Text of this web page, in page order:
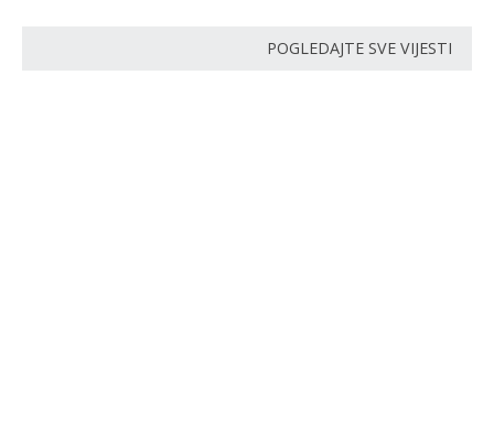
POGLEDAJTE SVE VIJESTI